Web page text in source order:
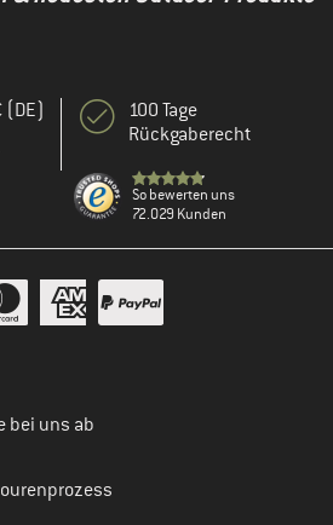
(DE)
100 Tage
Rückgaberecht
So bewerten uns
72.029 Kunden
bei uns ab